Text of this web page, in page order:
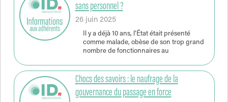
sans personnel ?
26 juin 2025
Il y a déjà 10 ans, l’État était présenté
comme malade, obèse de son trop grand
nombre de fonctionnaires au
Chocs des savoirs : le naufrage de la
gouvernance du passage en force